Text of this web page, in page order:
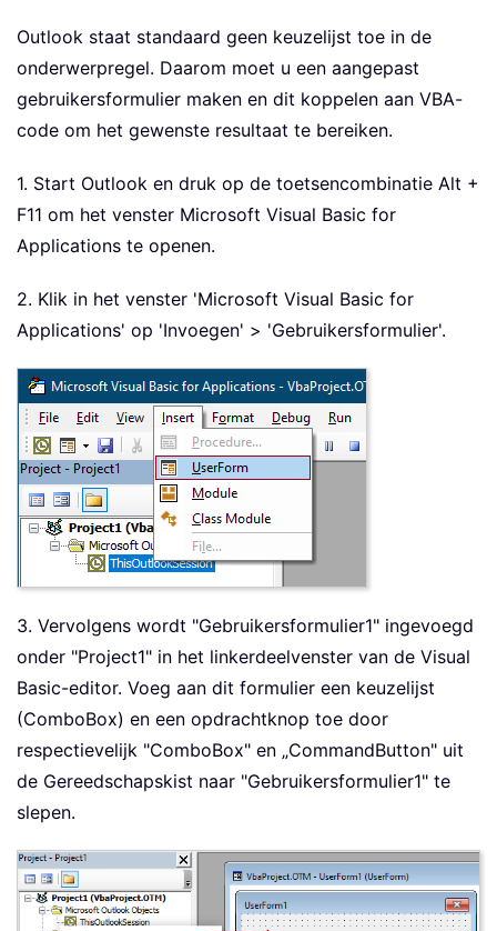
Outlook staat standaard geen keuzelijst toe in de
onderwerpregel. Daarom moet u een aangepast
gebruikersformulier maken en dit koppelen aan VBA-
code om het gewenste resultaat te bereiken.
1. Start Outlook en druk op de toetsencombinatie Alt +
F11 om het venster Microsoft Visual Basic for
Applications te openen.
2. Klik in het venster 'Microsoft Visual Basic for
Applications' op 'Invoegen' > 'Gebruikersformulier'.
3. Vervolgens wordt "Gebruikersformulier1" ingevoegd
onder "Project1" in het linkerdeelvenster van de Visual
Basic-editor. Voeg aan dit formulier een keuzelijst
(ComboBox) en een opdrachtknop toe door
respectievelijk "ComboBox" en „CommandButton" uit
de Gereedschapskist naar "Gebruikersformulier1" te
slepen.